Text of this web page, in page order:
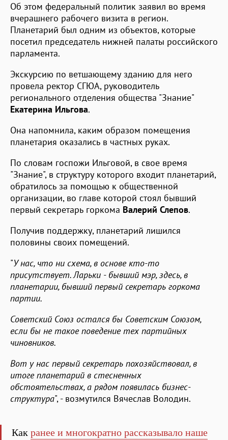
Об этом федеральный политик заявил во время
вчерашнего рабочего визита в регион.
Планетарий был одним из объектов, которые
посетил председатель нижней палаты российского
парламента.
Экскурсию по ветшающему зданию для него
провела ректор СГЮА, руководитель
регионального отделения общества "Знание"
Екатерина Ильгова.
Она напомнила, каким образом помещения
планетария оказались в частных руках.
По словам госпожи Ильговой, в свое время
"Знание", в структуру которого входит планетарий,
обратилось за помощью к общественной
организации, во главе которой стоял бывший
первый секретарь горкома Валерий Слепов.
Получив поддержку, планетарий лишился
половины своих помещений.
"У нас, что ни схема, в основе кто-то
присутствует. Ларьки - бывший мэр, здесь, в
планетарии, бывший первый секретарь горкома
партии.
Советский Союз остался бы Советским Союзом,
если бы не такое поведение тех партийных
чиновников.
Вот у нас первый секретарь похозяйствовал, в
итоге планетарий в стесненных
обстоятельствах, а рядом появилась бизнес-
структура", - возмутился Вячеслав Володин.
Какранее и многократно рассказывало наше